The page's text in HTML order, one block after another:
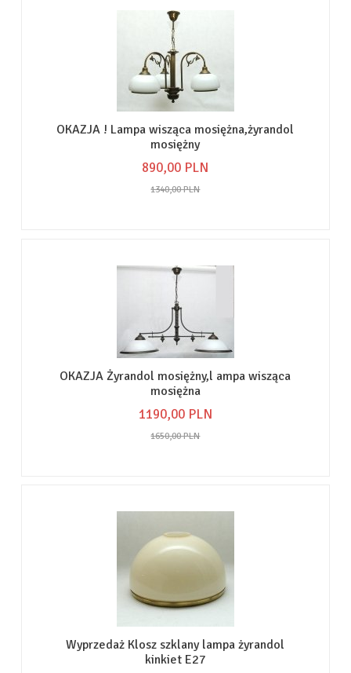
OKAZJA ! Lampa wisząca mosiężna,żyrandol
mosiężny
890,00 PLN
1340,00 PLN
OKAZJA Żyrandol mosiężny,l ampa wisząca
mosiężna
1190,00PLN
1650,00 PLN
Wyprzedaż Klosz szklany lampa żyrandol
kinkiet E27